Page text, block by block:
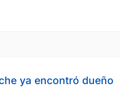
ya encontró dueño